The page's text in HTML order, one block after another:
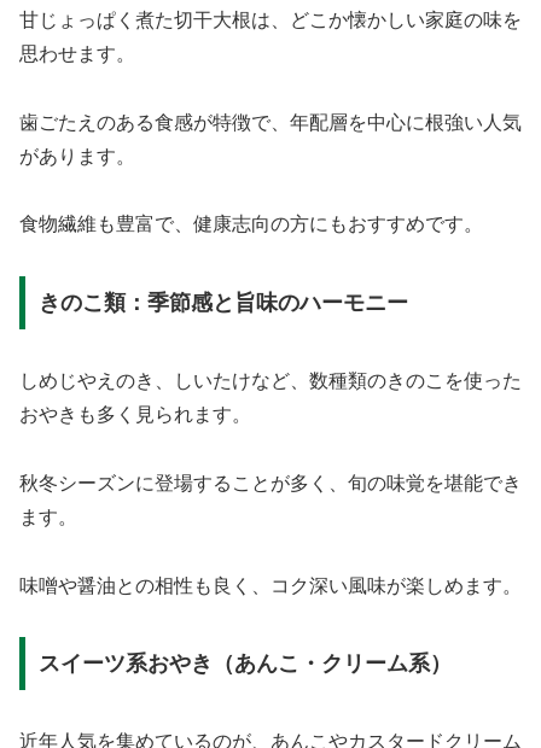
甘じょっぱく煮た切干大根は、どこか懐かしい家庭の味を
思わせます。
歯ごたえのある食感が特徴で、年配層を中心に根強い人気
があります。
食物繊維も豊富で、健康志向の方にもおすすめです。
きのこ類：季節感と旨味のハーモニー
しめじやえのき、しいたけなど、数種類のきのこを使った
おやきも多く見られます。
秋冬シーズンに登場することが多く、旬の味覚を堪能でき
ます。
味噌や醤油との相性も良く、コク深い風味が楽しめます。
スイーツ系おやき（あんこ・クリーム系）
近年人気を集めているのが、あんこやカスタードクリーム